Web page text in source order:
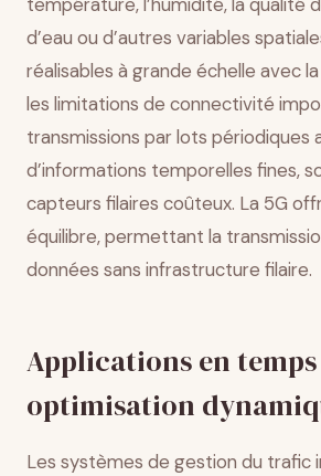
d’eau ou d’autres variables
réalisables à grande échelle avec
les limitations de connectivité
transmissions par lots périodiques
d’informations temporelles fines,
capteurs filaires coûteux. La 5G
équilibre, permettant la
données sans infrastructure filaire.
Applications en
optimisation
Les systèmes de gestion du trafic